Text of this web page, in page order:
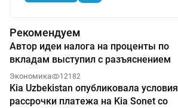
Рекомендуем
Автор идеи налога на проценты по
вкладам выступил с разъяснением
Экономика 12182
Kia Uzbekistan опубликовала условия
рассрочки платежа на Kia Sonet со